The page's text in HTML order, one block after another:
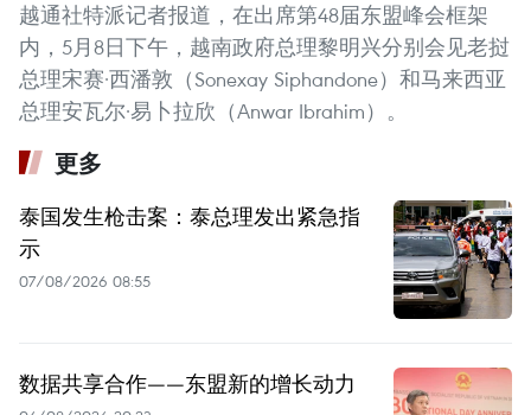
越通社特派记者报道，在出席第48届东盟峰会框架
内，5月8日下午，越南政府总理黎明兴分别会见老挝
总理宋赛·西潘敦（Sonexay Siphandone）和马来西亚
总理安瓦尔·易卜拉欣（Anwar Ibrahim）。
更多
泰国发生枪击案：泰总理发出紧急指
示
07/08/2026 08:55
数据共享合作——东盟新的增长动力